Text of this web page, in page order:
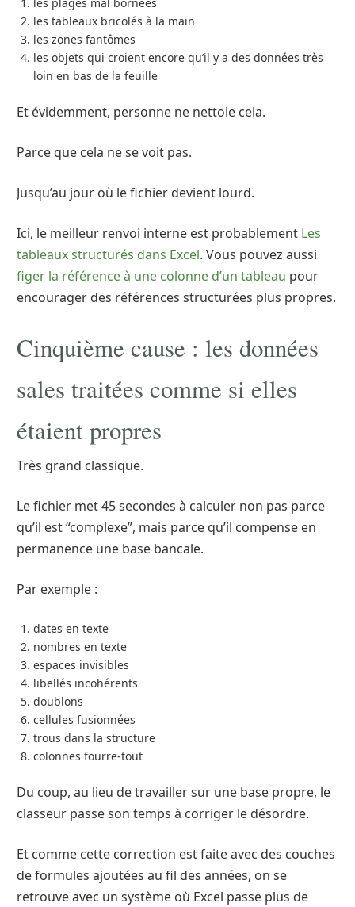
les tableaux bricolés à la main
les zones fantômes
les objets qui croient encore qu’il y a des données très
loin en bas de la feuille
Et évidemment, personne ne nettoie cela.
Parce que cela ne se voit pas.
Jusqu’au jour où le fichier devient lourd.
Ici, le meilleur renvoi interne est probablement Les
tableaux structurés dans Excel. Vous pouvez aussi
figer la référence à une colonne d’un tableau pour
encourager des références structurées plus propres.
Cinquième cause : les données
sales traitées comme si elles
étaient propres
Très grand classique.
Le fichier met 45 secondes à calculer non pas parce
qu’il est “complexe”, mais parce qu’il compense en
permanence une base bancale.
Par exemple :
dates en texte
nombres en texte
espaces invisibles
libellés incohérents
doublons
cellules fusionnées
trous dans la structure
colonnes fourre-tout
Du coup, au lieu de travailler sur une base propre, le
classeur passe son temps à corriger le désordre.
Et comme cette correction est faite avec des couches
de formules ajoutées au fil des années, on se
retrouve avec un système où Excel passe plus de